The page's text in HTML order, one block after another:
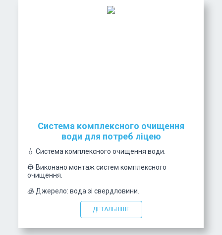
Система комплексного очищення
води для потреб ліцею
💧 Система комплексного очищення води.
👷 Виконано монтаж систем комплексного
очищення.
🧊 Джерело: вода зі свердловини.
ДЕТАЛЬНІШЕ